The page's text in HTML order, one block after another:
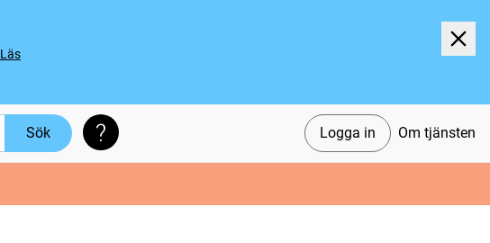
Läs
Logga in Om tjänsten
Sök Söktips